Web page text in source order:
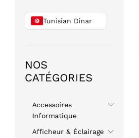
Tunisian Dinar
NOS
CATÉGORIES
Accessoires
Informatique
Afficheur & Éclairage